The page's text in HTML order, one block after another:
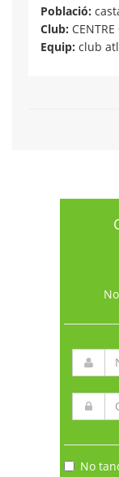
Població:
Club:
Equip: club
No